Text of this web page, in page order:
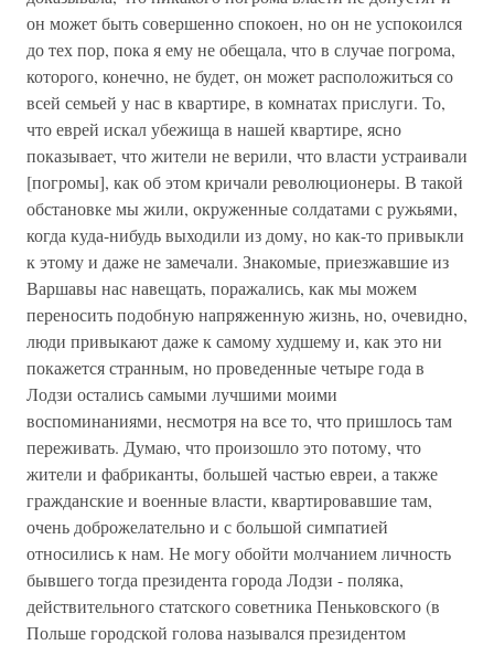
он может быть совершенно спокоен, но он не успокоился
до тех пор, пока я ему не обещала, что в случае погрома,
которого, конечно, не будет, он может расположиться со
всей семьей у нас в квартире, в комнатах прислуги. То,
что еврей искал убежища в нашей квартире, ясно
показывает, что жители не верили, что власти устраивали
[погромы], как об этом кричали революционеры. В такой
обстановке мы жили, окруженные солдатами с ружьями,
когда куда-нибудь выходили из дому, но как-то привыкли
к этому и даже не замечали. Знакомые, приезжавшие из
Варшавы нас навещать, поражались, как мы можем
переносить подобную напряженную жизнь, но, очевидно,
люди привыкают даже к самому худшему и, как это ни
покажется странным, но проведенные четыре года в
Лодзи остались самыми лучшими моими
воспоминаниями, несмотря на все то, что пришлось там
переживать. Думаю, что произошло это потому, что
жители и фабриканты, большей частью евреи, а также
гражданские и военные власти, квартировавшие там,
очень доброжелательно и с большой симпатией
относились к нам. Не могу обойти молчанием личность
бывшего тогда президента города Лодзи - поляка,
действительного статского советника Пеньковского (в
Польше городской голова назывался президентом